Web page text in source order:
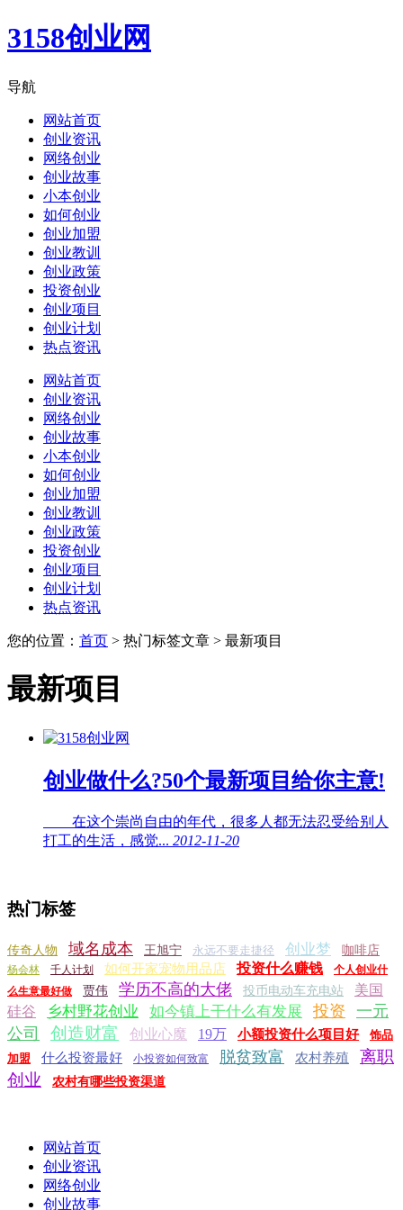
3158创业网
导航
网站首页
创业资讯
网络创业
创业故事
小本创业
如何创业
创业加盟
创业教训
创业政策
投资创业
创业项目
创业计划
热点资讯
网站首页
创业资讯
网络创业
创业故事
小本创业
如何创业
创业加盟
创业教训
创业政策
投资创业
创业项目
创业计划
热点资讯
您的位置： 首页 > 热门标签文章 > 最新项目
最新项目
创业做什么?50个最新项目给你主意!
在这个崇尚自由的年代，很多人都无法忍受给别人
打工的生活，感觉... 2012-11-20
热门标签
传奇人物 域名成本 王旭宁 永远不要走捷径 创业梦 咖啡店
杨会林 千人计划 如何开家宠物用品店 投资什么赚钱
个人创业什
么生意最好做
贾伟 学历不高的大佬 投币电动车充电站
美国
硅谷
乡村野花创业 如今镇上干什么有发展 投资
一元
公司
创造财富 创业心魔 19万 小额投资什么项目好
饰品
加盟
什么投资最好 小投资如何致富 脱贫致富 农村养殖
离职
创业
农村有哪些投资渠道
网站首页
创业资讯
网络创业
创业故事